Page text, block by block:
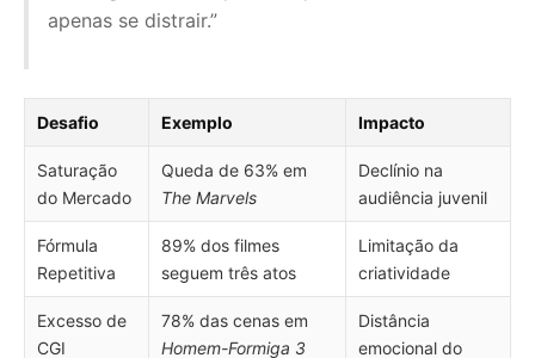
apenas se distrair.”
Desafio Exemplo Impacto
Saturação
do Mercado
Queda de 63% em
The Marvels
Declínio na
audiência juvenil
Fórmula
Repetitiva
89% dos filmes
seguem três atos
Limitação da
criatividade
Excesso de
CGI
78% das cenas em
Homem-Formiga 3
Distância
emocional do